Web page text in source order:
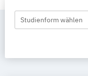
Studienform wählen